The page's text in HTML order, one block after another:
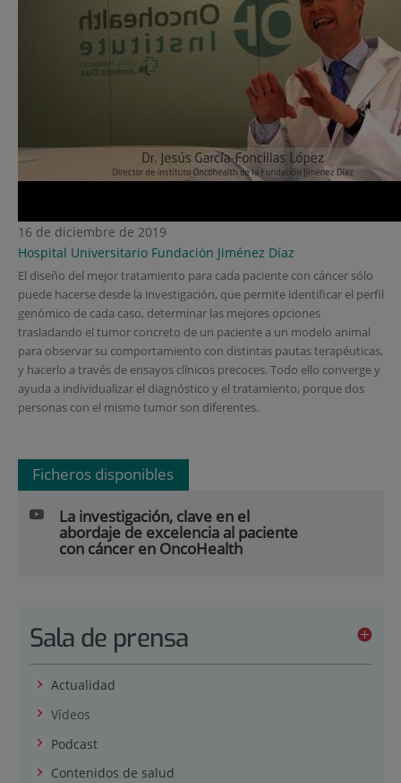
16 de diciembre de 2019
Hospital Universitario Fundación Jiménez Díaz
El diseño del mejor tratamiento para cada paciente con cáncer sólo
puede hacerse desde la investigación, que permite identificar el perfil
genómico de cada caso, determinar las mejores opciones
trasladando el tumor concreto de un paciente a un modelo animal
para observar su comportamiento con distintas pautas terapéuticas,
y hacerlo a través de ensayos clínicos precoces. Todo ello converge y
ayuda a individualizar el diagnóstico y el tratamiento, porque dos
personas con el mismo tumor son diferentes.
Ficheros disponibles
La investigación, clave en el
abordaje de excelencia al paciente
con cáncer en OncoHealth
Sala de prensa
Actualidad
Vídeos
Podcast
Contenidos de salud